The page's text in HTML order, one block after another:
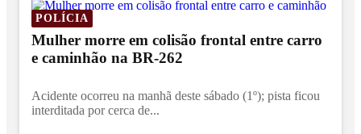
POLÍCIA
Mulher morre em colisão frontal entre carro
e caminhão na BR-262
Acidente ocorreu na manhã deste sábado (1º); pista ficou
interditada por cerca de...